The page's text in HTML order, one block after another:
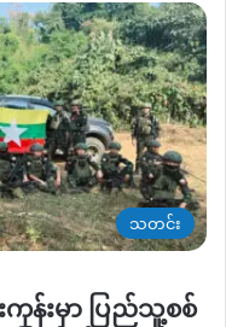
သတင်း
ကုန်းမှာ ပြည်သူ့စစ်